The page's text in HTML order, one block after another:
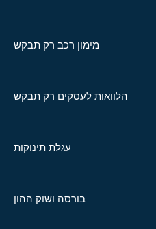
מימון רכב רק תבקש
הלוואות לעסקים רק תבקש
עגלת תינוקות
בורסה ושוק ההון